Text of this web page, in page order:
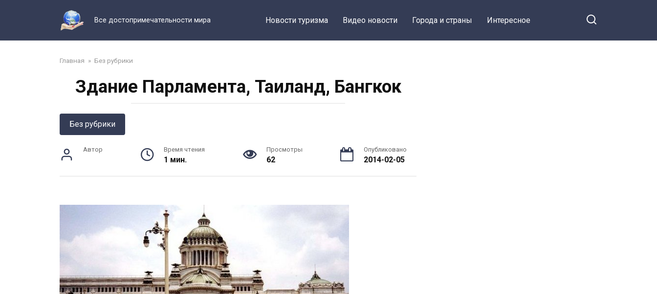
Все достопримечательности мира Новости туризма Видео новости Города и страны Интересное
Главная » Без рубрики
Здание Парламента, Таиланд, Бангкок
Без рубрики
Автор Время чтения
1 мин.
Просмотры
62
Опубликовано
2014-02-05